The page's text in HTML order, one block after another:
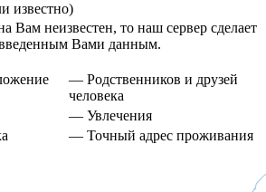
известно)
Вам неизвестен, то наш сервер сделает
Вами данным.
— Родственников и друзей
человека
— Увлечения
— Точный адрес проживания